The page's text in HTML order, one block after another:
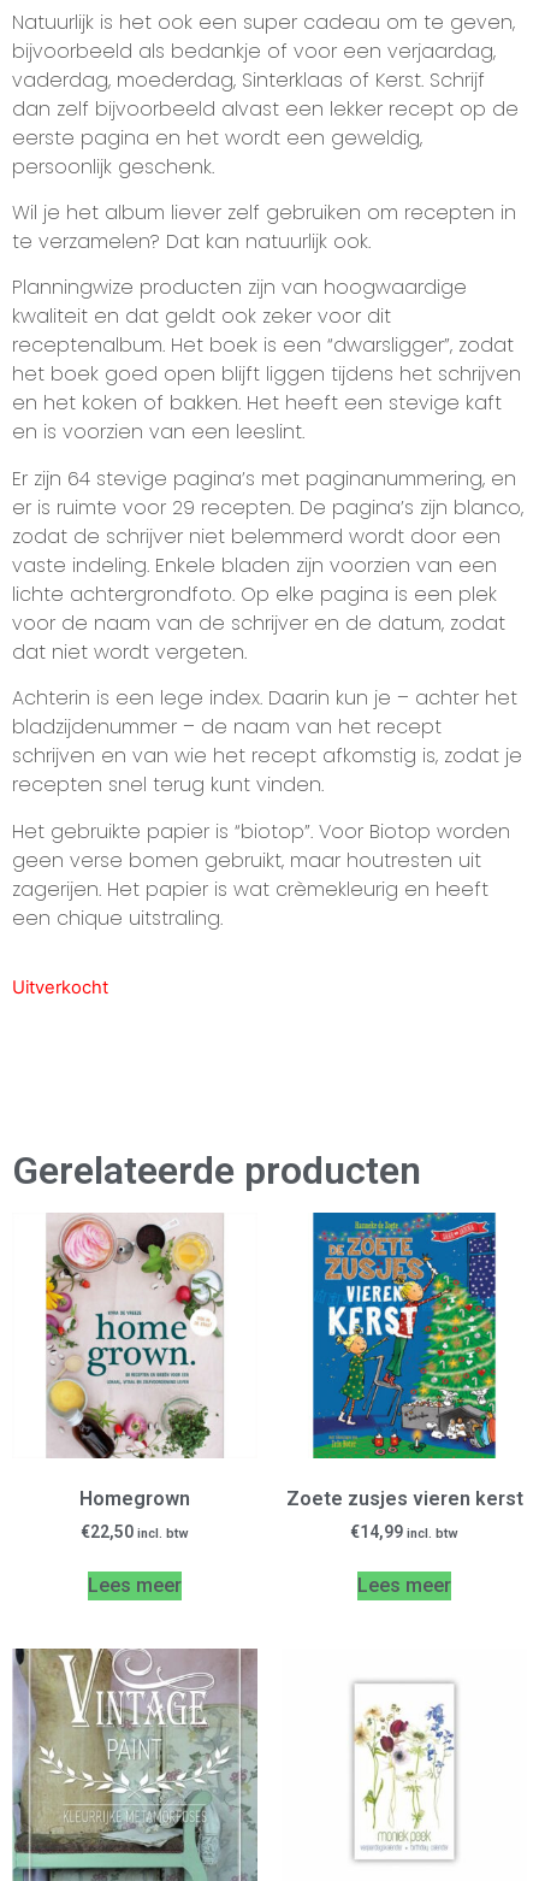
Natuurlijk is het ook een super cadeau om te geven,
bijvoorbeeld als bedankje of voor een verjaardag,
vaderdag, moederdag, Sinterklaas of Kerst. Schrijf
dan zelf bijvoorbeeld alvast een lekker recept op de
eerste pagina en het wordt een geweldig,
persoonlijk geschenk.
Wil je het album liever zelf gebruiken om recepten in
te verzamelen? Dat kan natuurlijk ook.
Planningwize producten zijn van hoogwaardige
kwaliteit en dat geldt ook zeker voor dit
receptenalbum. Het boek is een “dwarsligger”, zodat
het boek goed open blijft liggen tijdens het schrijven
en het koken of bakken. Het heeft een stevige kaft
en is voorzien van een leeslint.
Er zijn 64 stevige pagina’s met paginanummering, en
er is ruimte voor 29 recepten. De pagina’s zijn blanco,
zodat de schrijver niet belemmerd wordt door een
vaste indeling. Enkele bladen zijn voorzien van een
lichte achtergrondfoto. Op elke pagina is een plek
voor de naam van de schrijver en de datum, zodat
dat niet wordt vergeten.
Achterin is een lege index. Daarin kun je – achter het
bladzijdenummer – de naam van het recept
schrijven en van wie het recept afkomstig is, zodat je
recepten snel terug kunt vinden.
Het gebruikte papier is “biotop”. Voor Biotop worden
geen verse bomen gebruikt, maar houtresten uit
zagerijen. Het papier is wat crèmekleurig en heeft
een chique uitstraling.
Uitverkocht
Gerelateerde producten
Homegrown
€22,50 incl. btw
Lees meer
Zoete zusjes vieren kerst
€14,99 incl. btw
Lees meer